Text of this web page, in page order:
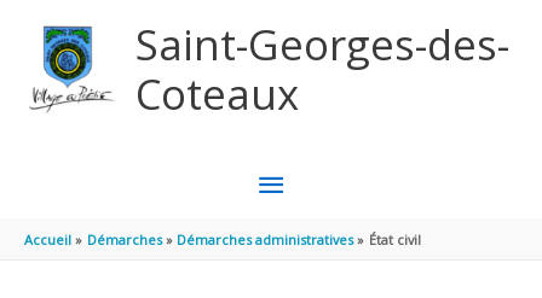
Saint-Georges-des-
Coteaux
MENU
PRINCIPAL
Accueil Démarches Démarches administratives État civil